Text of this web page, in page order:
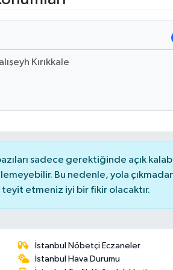
Kırıkkale
sadece gerektiğinde açık
Bu nedenle, yola
teyit etmeniz iyi bir fikir olacaktır.
İstanbul Nöbetçi Eczaneler
İstanbul Hava Durumu